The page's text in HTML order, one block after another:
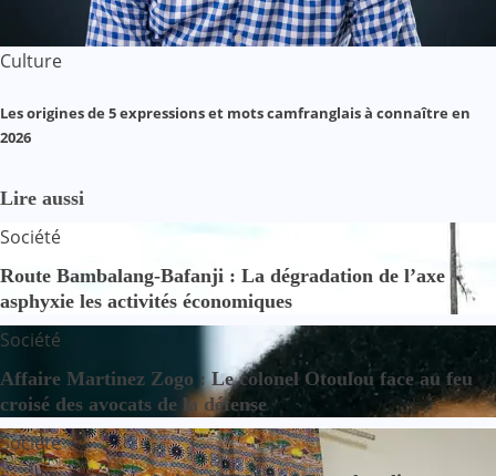
Culture
Les origines de 5 expressions et mots camfranglais à connaître en
2026
Lire aussi
Société
Route Bambalang-Bafanji : La dégradation de l’axe
asphyxie les activités économiques
Société
Affaire Martinez Zogo : Le colonel Otoulou face au feu
croisé des avocats de la défense
Société